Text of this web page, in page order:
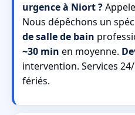
urgence à Niort ?
Nous dépêchons un
de salle de bain
~30 min en moyenne.
intervention. Services
fériés.